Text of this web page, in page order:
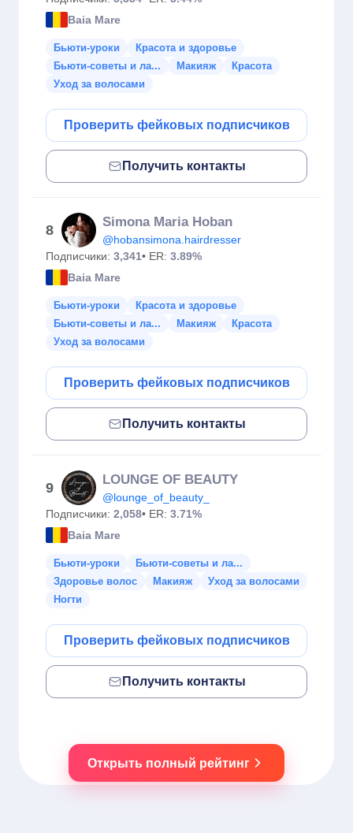
Baia Mare
Бьюти-уроки
Красота и здоровье
Бьюти-советы и ла...
Макияж
Красота
Уход за волосами
Проверить фейковых подписчиков
Получить контакты
8
Simona Maria Hoban
@hobansimona.hairdresser
Подписчики: 3,341• ER: 3.89%
Baia Mare
Бьюти-уроки
Красота и здоровье
Бьюти-советы и ла...
Макияж
Красота
Уход за волосами
Проверить фейковых подписчиков
Получить контакты
9
LOUNGE OF BEAUTY
@lounge_of_beauty_
Подписчики: 2,058• ER: 3.71%
Baia Mare
Бьюти-уроки
Бьюти-советы и ла...
Здоровье волос
Макияж
Уход за волосами
Ногти
Проверить фейковых подписчиков
Получить контакты
Открыть полный рейтинг